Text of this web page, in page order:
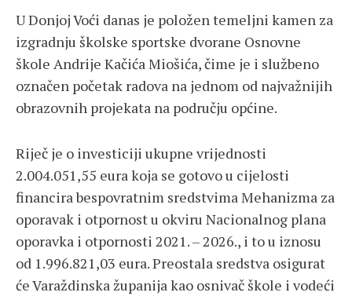
U Donjoj Voći danas je položen temeljni kamen za
izgradnju školske sportske dvorane Osnovne
škole Andrije Kačića Miošića, čime je i službeno
označen početak radova na jednom od najvažnijih
obrazovnih projekata na području općine.
Riječ je o investiciji ukupne vrijednosti
2.004.051,55 eura koja se gotovo u cijelosti
financira bespovratnim sredstvima Mehanizma za
oporavak i otpornost u okviru Nacionalnog plana
oporavka i otpornosti 2021. – 2026., i to u iznosu
od 1.996.821,03 eura. Preostala sredstva osigurat
će Varaždinska županija kao osnivač škole i vodeći